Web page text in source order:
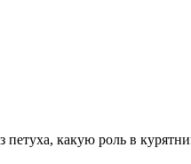
какую роль в